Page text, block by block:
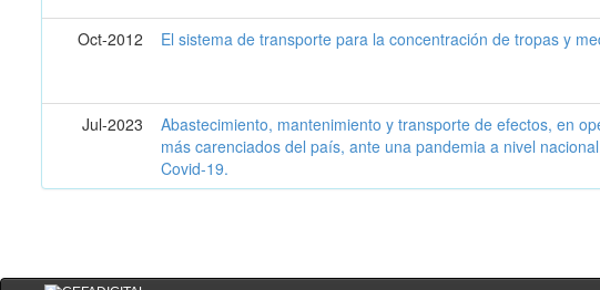
Oct-2012
El sistema de transporte para la concentración de tropas y
Jul-2023
Abastecimiento, mantenimiento y transporte de efectos, en
más carenciados del país, ante una pandemia a nivel
Covid-19.